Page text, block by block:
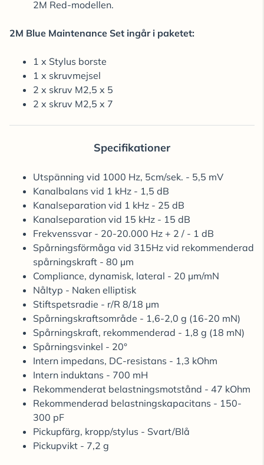
2M Red-modellen.
2M Blue Maintenance Set ingår i paketet:
1 x Stylus borste
1 x skruvmejsel
2 x skruv M2,5 x 5
2 x skruv M2,5 x 7
Specifikationer
Utspänning vid 1000 Hz, 5cm/sek. - 5,5 mV
Kanalbalans vid 1 kHz - 1,5 dB
Kanalseparation vid 1 kHz - 25 dB
Kanalseparation vid 15 kHz - 15 dB
Frekvenssvar - 20-20.000 Hz + 2 / - 1 dB
Spårningsförmåga vid 315Hz vid rekommenderad
spårningskraft - 80 µm
Compliance, dynamisk, lateral - 20 µm/mN
Nåltyp - Naken elliptisk
Stiftspetsradie - r/R 8/18 µm
Spårningskraftsområde - 1,6-2,0 g (16-20 mN)
Spårningskraft, rekommenderad - 1,8 g (18 mN)
Spårningsvinkel - 20°
Intern impedans, DC-resistans - 1,3 kOhm
Intern induktans - 700 mH
Rekommenderat belastningsmotstånd - 47 kOhm
Rekommenderad belastningskapacitans - 150-
300 pF
Pickupfärg, kropp/stylus - Svart/Blå
Pickupvikt - 7,2 g